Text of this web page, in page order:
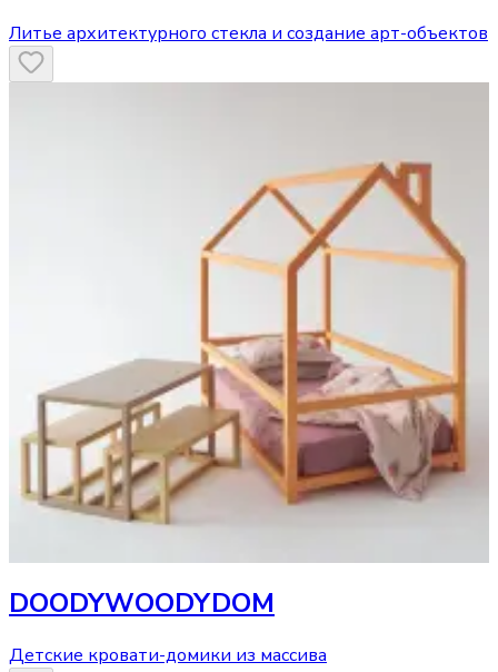
Литье архитектурного стекла и создание арт-объектов
DOODYWOODYDOM
Детские кровати-домики из массива